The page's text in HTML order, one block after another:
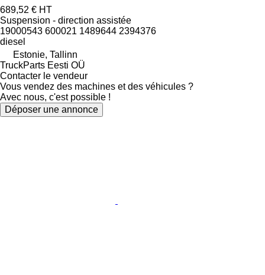
689,52 € HT
Suspension - direction assistée
19000543 600021 1489644 2394376
diesel
Estonie, Tallinn
TruckParts Eesti OÜ
Contacter le vendeur
Vous vendez des machines et des véhicules ?
Avec nous, c'est possible !
Déposer une annonce